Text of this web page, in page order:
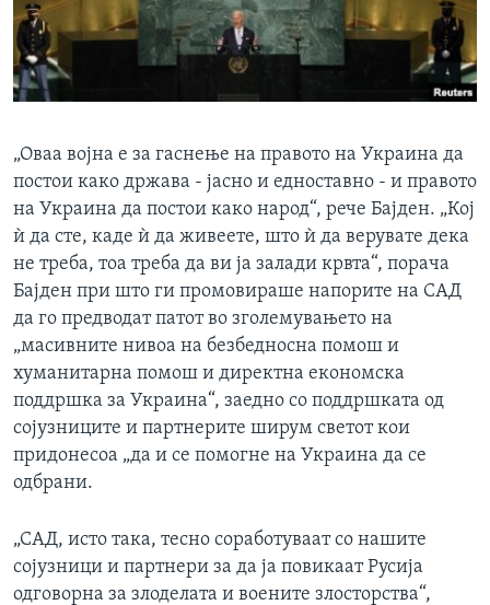
„Оваа војна е за гаснење на правото на Украина да
постои како држава - јасно и едноставно - и правото
на Украина да постои како народ“, рече Бајден. „Кој
ѝ да сте, каде ѝ да живеете, што ѝ да верувате дека
не треба, тоа треба да ви ја залади крвта“, порача
Бајден при што ги промовираше напорите на САД
да го предводат патот во зголемувањето на
„масивните нивоа на безбедносна помош и
хуманитарна помош и директна економска
поддршка за Украина“, заедно со поддршката од
сојузниците и партнерите ширум светот кои
придонесоа „да и се помогне на Украина да се
одбрани.
„САД, исто така, тесно соработуваат со нашите
сојузници и партнери за да ја повикаат Русија
одговорна за злоделата и воените злосторства“,